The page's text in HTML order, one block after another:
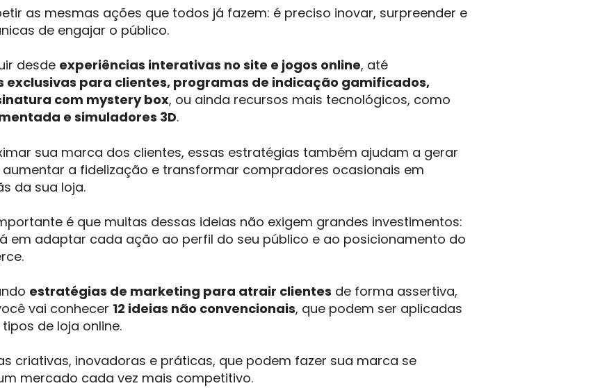
as mesmas ações que todos já fazem: é preciso inovar, surpreender e
de engajar o público.
desde experiências interativas no site e jogos online, até
exclusivas para clientes, programas de indicação gamificados,
com mystery box, ou ainda recursos mais tecnológicos, como
e simuladores 3D.
sua marca dos clientes, essas estratégias também ajudam a gerar
a fidelização e transformar compradores ocasionais em
da sua loja.
é que muitas dessas ideias não exigem grandes investimentos:
em adaptar cada ação ao perfil do seu público e ao posicionamento do
estratégias de marketing para atrair clientes de forma assertiva,
vai conhecer 12 ideias não convencionais, que podem ser aplicadas
de loja online.
criativas, inovadoras e práticas, que podem fazer sua marca se
mercado cada vez mais competitivo.